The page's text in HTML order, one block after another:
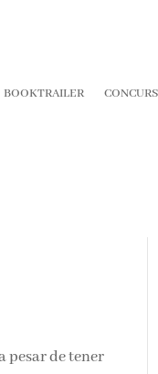
BOOKTRAILER
pesar de tener